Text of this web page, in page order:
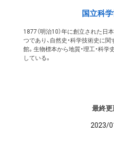
国立科
1877（明治10）年に創立された日
つであり、自然史・科学技術史に
館。生物標本から地質・理工・科
している。
最終更
2023/